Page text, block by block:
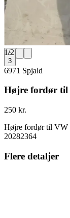
1/2
3
6971 Spjald
Højre fordør til
250 kr.
Højre fordør til VW
20282364
Flere detaljer